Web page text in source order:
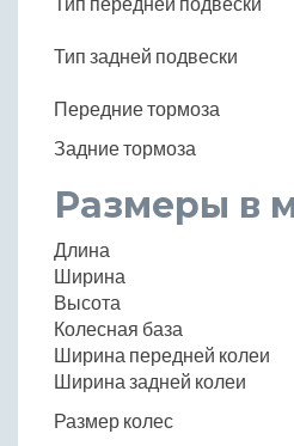
Тип задней подвески
Передние тормоза
Задние тормоза
Размеры в
Длина
Ширина
Высота
Колесная база
Ширина передней колеи
Ширина задней колеи
Размер колес